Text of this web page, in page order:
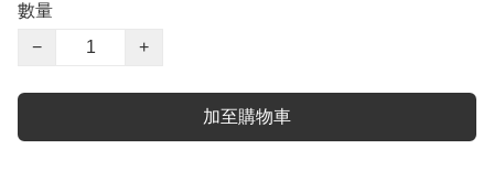
數量
−
+
加至購物車